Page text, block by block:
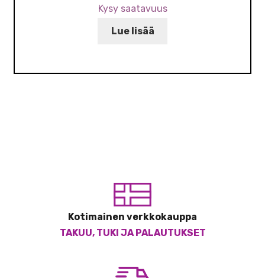
Kysy saatavuus
Lue lisää
Kotimainen verkkokauppa
TAKUU, TUKI JA PALAUTUKSET